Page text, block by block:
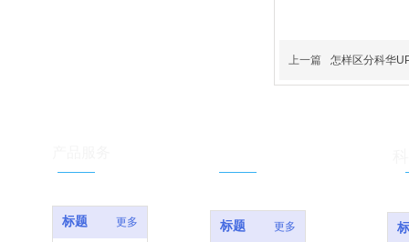
上一篇 怎样区分科华
标题 更多 标题 更多